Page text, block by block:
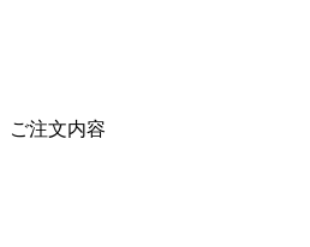
ご注文内容